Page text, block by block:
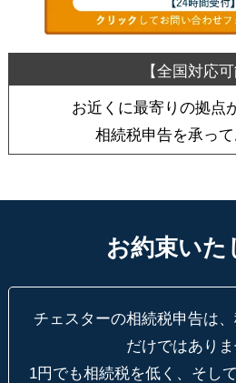
お近くに最寄りの拠点
相続税申告を承って
お約束いた
チェスターの相続税申告は
だけではありま
1円でも相続税を低く、そし